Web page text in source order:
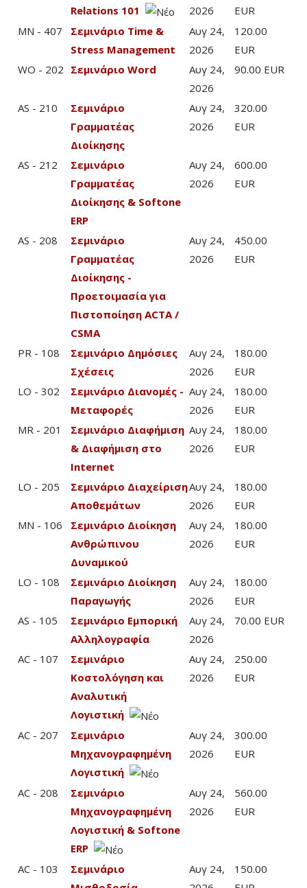
Relations 101
2026
EUR
MN - 407
Σεμινάριο Time &
Stress Management
Αυγ 24,
2026
120.00
EUR
WO - 202 Σεμινάριο Word
Αυγ 24,
2026
90.00 EUR
AS - 210
Σεμινάριο
Γραμματέας
Διοίκησης
Αυγ 24,
2026
320.00
EUR
AS - 212
Σεμινάριο
Γραμματέας
Διοίκησης & Softone
ERP
Αυγ 24,
2026
600.00
EUR
AS - 208
Σεμινάριο
Γραμματέας
Διοίκησης -
Προετοιμασία για
Πιστοποίηση ACTA /
CSMA
Αυγ 24,
2026
450.00
EUR
PR - 108
Σεμινάριο Δημόσιες
Σχέσεις
Αυγ 24,
2026
180.00
EUR
LO - 302
Σεμινάριο Διανομές -
Μεταφορές
Αυγ 24,
2026
180.00
EUR
MR - 201
Σεμινάριο Διαφήμιση
& Διαφήμιση στο
Internet
Αυγ 24,
2026
180.00
EUR
LO - 205
Σεμινάριο Διαχείριση
Αποθεμάτων
Αυγ 24,
2026
180.00
EUR
MN - 106
Σεμινάριο Διοίκηση
Ανθρώπινου
Δυναμικού
Αυγ 24,
2026
180.00
EUR
LO - 108
Σεμινάριο Διοίκηση
Παραγωγής
Αυγ 24,
2026
180.00
EUR
AS - 105
Σεμινάριο Εμπορική
Αλληλογραφία
Αυγ 24,
2026
70.00 EUR
AC - 107
Σεμινάριο
Κοστολόγηση και
Αναλυτική
Λογιστική
Αυγ 24,
2026
250.00
EUR
AC - 207
Σεμινάριο
Μηχανογραφημένη
Λογιστική
Αυγ 24,
2026
300.00
EUR
AC - 208
Σεμινάριο
Μηχανογραφημένη
Λογιστική & Softone
ERP
Αυγ 24,
2026
560.00
EUR
AC - 103
Σεμινάριο
Αυγ 24,
150.00